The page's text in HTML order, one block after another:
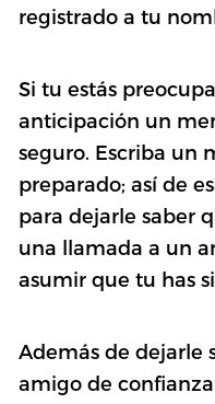
registrado a tu
Si tu estás
anticipación un
seguro. Escriba un
preparado; así de
para dejarle saber
una llamada a un
asumir que tu has
Además de dejarle
amigo de